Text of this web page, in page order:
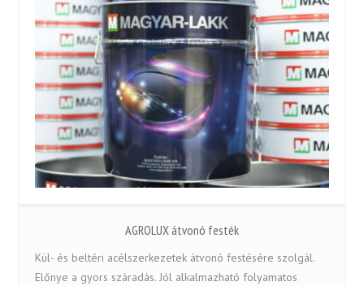
AGROLUX átvonó festék
Kül- és beltéri acélszerkezetek átvonó festésére szolgál.
Előnye a gyors száradás. Jól alkalmazható folyamatos